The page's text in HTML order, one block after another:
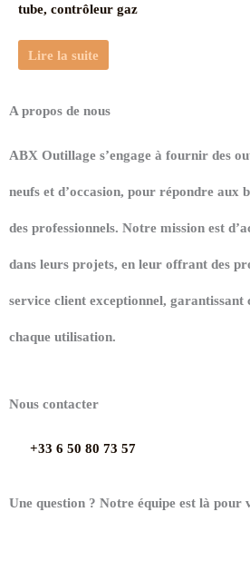
tube, contrôleur gaz
Lire la suite
A propos de nous
ABX Outillage s’engage à fournir des
neufs et d’occasion, pour répondre aux
des professionnels. Notre mission est
dans leurs projets, en leur offrant des
service client exceptionnel, garantissant
chaque utilisation.
Nous contacter
+33 6 50 80 73 57
Une question ? Notre équipe est là pour